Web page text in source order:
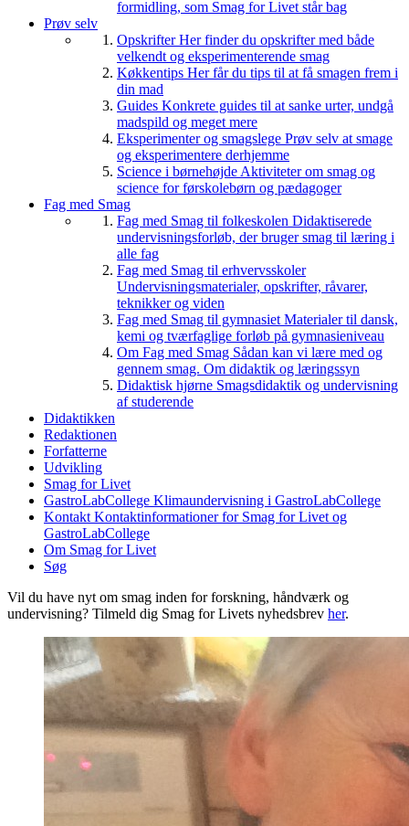
formidling, som Smag for Livet står bag
Prøv selv
OpskrifterHer finder du opskrifter med både
velkendt og eksperimenterende smag
Køkkentips Her får du tips til at få smagen frem i
din mad
Guides Konkrete guides til at sanke urter, undgå
madspild og meget mere
Eksperimenter og smagslege Prøv selv at smage
og eksperimentere derhjemme
Science i børnehøjde Aktiviteter om smag og
science for førskolebørn og pædagoger
Fag med Smag
Fag med Smag til folkeskolen Didaktiserede
undervisningsforløb, der bruger smag til læring i
alle fag
Fag med Smag til erhvervsskoler
Undervisningsmaterialer, opskrifter, råvarer,
teknikker og viden
Fag med Smag til gymnasiet Materialer til dansk,
kemi og tværfaglige forløb på gymnasieniveau
Om Fag med Smag Sådan kan vi lære med og
gennem smag. Om didaktik og læringssyn
Didaktisk hjørne Smagsdidaktik og undervisning
af studerende
Didaktikken
Redaktionen
Forfatterne
Udvikling
Smag for Livet
GastroLabCollege Klimaundervisning i GastroLabCollege
Kontakt Kontaktinformationer for Smag for Livet og
GastroLabCollege
Om Smag for Livet
Søg
Vil du have nyt om smag inden for forskning, håndværk og
undervisning? Tilmeld dig Smag for Livets nyhedsbrev her.